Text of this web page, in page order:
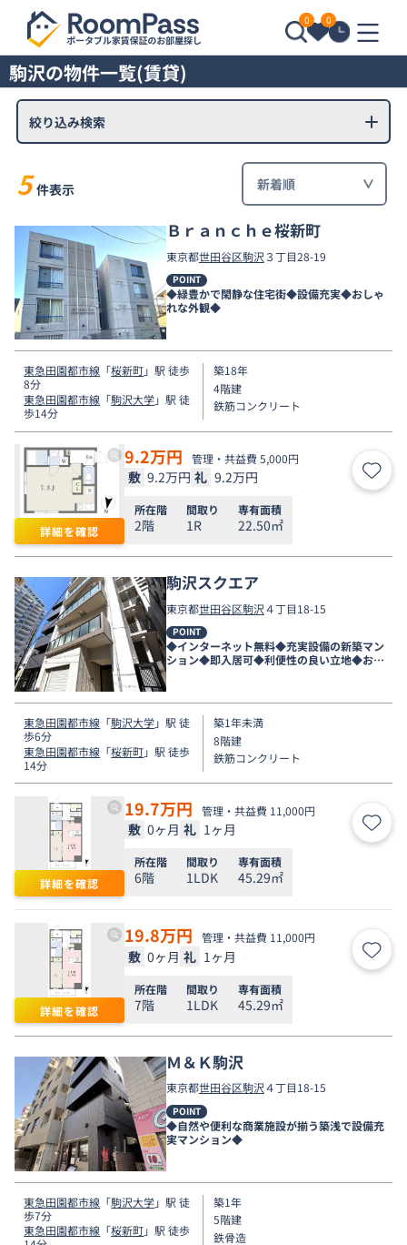
0 0
駒沢の物件一覧(賃貸)
絞り込み検索
5 件表示
Ｂｒａｎｃｈｅ桜新町
東京都世田谷区駒沢３丁目28-19
POINT
◆緑豊かで閑静な住宅街◆設備充実◆おしゃ
れな外観◆
東急田園都市線 「桜新町」駅 徒歩
8分
東急田園都市線 「駒沢大学」駅 徒
歩14分
築18年
4階建
鉄筋コンクリート
詳細を確認
9.2万円 管理・共益費 5,000円
敷 9.2万円 礼 9.2万円 お気
所在階
2階
間取り
1R
専有面積
22.50㎡
駒沢スクエア
東京都世田谷区駒沢４丁目18-15
POINT
◆インターネット無料◆充実設備の新築マン
ション◆即入居可◆利便性の良い立地◆お申
込付中◆
東急田園都市線 「駒沢大学」駅 徒
歩6分
東急田園都市線 「桜新町」駅 徒歩
14分
築1年未満
8階建
鉄筋コンクリート
詳細を確認
19.7万円 管理・共益費 11,000円
敷 0ヶ月 礼 1ヶ月 お気
所在階
6階
間取り
1LDK
専有面積
45.29㎡
詳細を確認
19.8万円 管理・共益費 11,000円
敷 0ヶ月 礼 1ヶ月 お気
所在階
7階
間取り
1LDK
専有面積
45.29㎡
Ｍ＆Ｋ駒沢
東京都世田谷区駒沢４丁目18-15
POINT
◆自然や便利な商業施設が揃う築浅で設備充
実マンション◆
東急田園都市線 「駒沢大学」駅 徒
歩7分
東急田園都市線 「桜新町」駅 徒歩
築1年
5階建
鉄骨造